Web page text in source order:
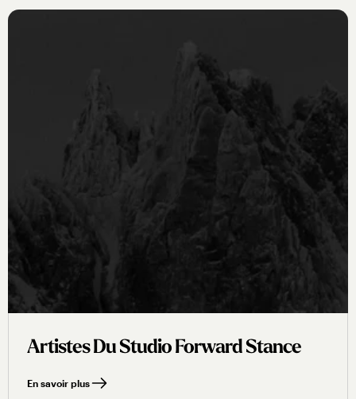
Artistes Du Studio Forward Stance
En savoir plus